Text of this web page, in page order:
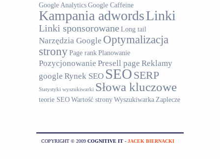
Google AnalyticsGoogle Caffeine
Kampania adwordsLinki
Linki sponsorowane Long tail
Narzędzia Google Optymalizacja
stronyPage rankPlanowanie
Pozycjonowanie Presell page Reklamy
google Rynek SEO SEO SERP
Statystyki wyszukiwarki Słowa kluczowe
teorie SEOWartość stronyWyszukiwarka Zaplecze
COPYRIGHT © 2009 COGNITIVE IT - JACEK BIERNACKI